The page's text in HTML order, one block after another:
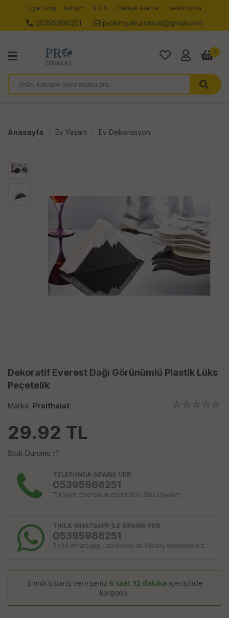
Üye Girişi İletişim S.S.S. Detaylı Arama Hakkımızda
05395986251 piokimyakurumsal@gmail.com
0
Anasayfa Ev Yaşam Ev Dekorasyon
Dekoratif Everest Dağı Görünümlü Plastik Lüks
Peçetelik
Marka: Proithalat
29.92 TL
Stok Durumu : 1
TELEFONDA SİPARİŞ VER
05395986251
Tıklayın, telefonunuzu bırakın. Sizi arayalım.
TIKLA WHATSAPP İLE SİPARİŞ VER
05395986251
7x24 Whatsapp Üzerinden de Sipariş Verebilirsiniz.
Şimdi sipariş verirseniz 6 saat 32 dakika içerisinde
kargoda.